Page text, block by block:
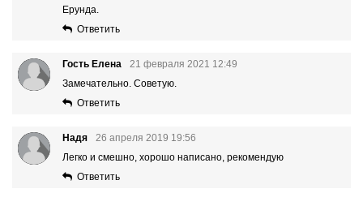
Ерунда.
Ответить
Гость Елена
21 февраля 2021 12:49
Замечательно. Советую.
Ответить
Надя
26 апреля 2019 19:56
Легко и смешно, хорошо написано, рекомендую
Ответить